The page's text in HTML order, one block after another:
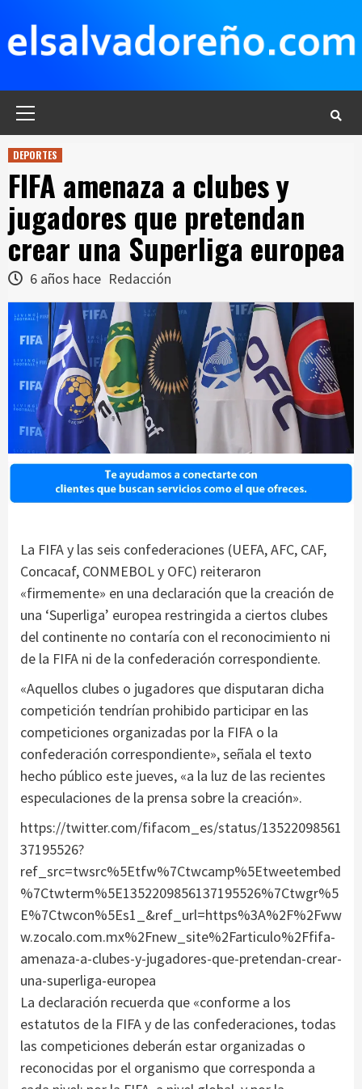
contenido
DEPORTES
FIFA amenaza a clubes y
jugadores que pretendan
crear una Superliga europea
6 años hace Redacción
La FIFA y las seis confederaciones (UEFA, AFC, CAF,
Concacaf, CONMEBOL y OFC) reiteraron
«firmemente» en una declaración que la creación de
una ‘Superliga’ europea restringida a ciertos clubes
del continente no contaría con el reconocimiento ni
de la FIFA ni de la confederación correspondiente.
«Aquellos clubes o jugadores que disputaran dicha
competición tendrían prohibido participar en las
competiciones organizadas por la FIFA o la
confederación correspondiente», señala el texto
hecho público este jueves, «a la luz de las recientes
especulaciones de la prensa sobre la creación».
https://twitter.com/fifacom_es/status/13522098561
37195526?
ref_src=twsrc%5Etfw%7Ctwcamp%5Etweetembed
%7Ctwterm%5E1352209856137195526%7Ctwgr%5
E%7Ctwcon%5Es1_&ref_url=https%3A%2F%2Fww
w.zocalo.com.mx%2Fnew_site%2Farticulo%2Ffifa-
amenaza-a-clubes-y-jugadores-que-pretendan-crear-
una-superliga-europea
La declaración recuerda que «conforme a los
estatutos de la FIFA y de las confederaciones, todas
las competiciones deberán estar organizadas o
reconocidas por el organismo que corresponda a